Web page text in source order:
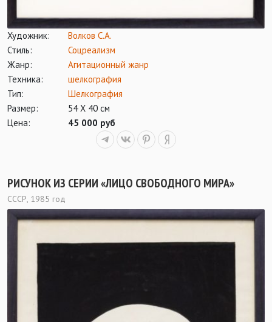
Художник:
Волков С.А.
Стиль:
Соцреализм
Жанр:
Агитационный жанр
Техника:
шелкография
Тип:
Шелкография
Размер:
54 Х 40 см
Цена:
45 000 руб
РИСУНОК ИЗ СЕРИИ «ЛИЦО СВОБОДНОГО МИРА»
СССР, 1985 год